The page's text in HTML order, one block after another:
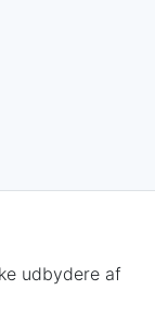
udbydere af